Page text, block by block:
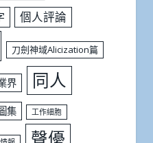
個人評論
刀劍神域Alicization篇
界 同人
集 工作細胞
聲優